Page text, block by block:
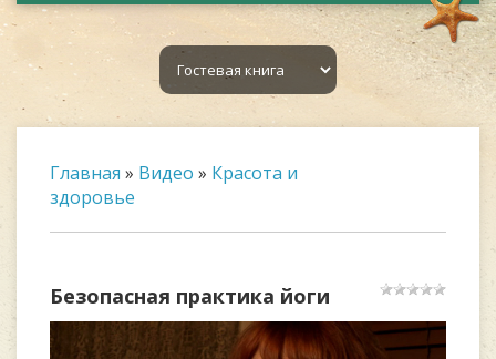
Главная » Видео » Красота и
здоровье
Безопасная практика йоги